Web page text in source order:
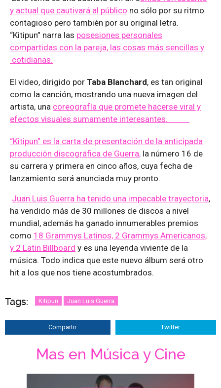
y actual que cautivará al público no sólo por su ritmo
contagioso pero también por su original letra.
“Kitipun” narra las posesiones personales
compartidas con la pareja, las cosas más sencillas y
cotidianas.
El video, dirigido por Taba Blanchard, es tan original
como la canción, mostrando una nueva imagen del
artista, una coreografía que promete hacerse viral y
efectos visuales sumamente interesantes.
“Kitipun” es la carta de presentación de la anticipada
producción discográfica de Guerra, la número 16 de
su carrera y primera en cinco años, cuya fecha de
lanzamiento será anunciada muy pronto.
Juan Luis Guerra ha tenido una impecable trayectoria,
ha vendido más de 30 millones de discos a nivel
mundial, además ha ganado innumerables premios
como 18 Grammys Latinos, 2 Grammys Americanos,
y 2 Latin Billboard y es una leyenda viviente de la
música. Todo indica que este nuevo álbum será otro
hit a los que nos tiene acostumbrados.
Tags: Kitipun Juan Luis Guerra
Compartir Twitter
Mas en Música y Cine